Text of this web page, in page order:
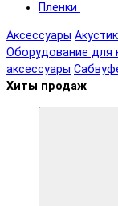
Пленки
Аксессуары
Оборудование для
аксессуары
Хиты продаж